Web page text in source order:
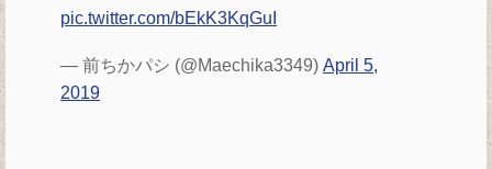
pic.twitter.com/bEkK3KqGuI
— 前ちかパシ (@Maechika3349) April 5,
2019